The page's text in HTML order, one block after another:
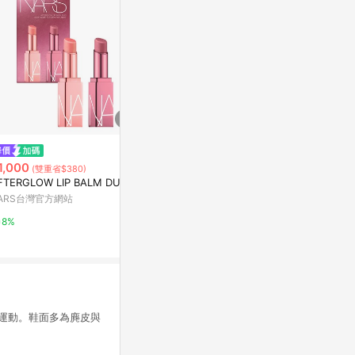
(雙重省$380)
LIP BALM DUO
台灣官方網站
8%
動。鞋面多為麂皮與